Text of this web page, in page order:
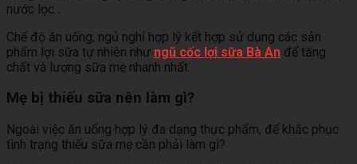
nước lọc…
Chế độ ăn uống, ngủ nghỉ hợp lý kết hợp sử dụng các sản
phẩm lợi sữa tự nhiên như ngũ cốc lợi sữa Bà An để tăng
chất và lượng sữa mẹ nhanh nhất.
Mẹ bị thiếu sữa nên làm gì?
Ngoài việc ăn uống hợp lý đa dạng thực phẩm, để khắc phục
tình trạng thiếu sữa mẹ cần phải làm gì?